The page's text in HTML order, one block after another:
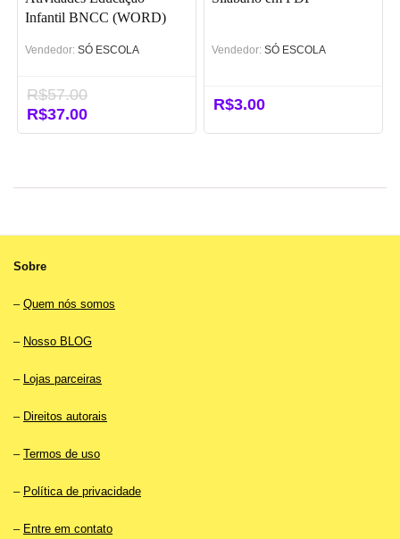
Infantil BNCC (WORD)
Vendedor: SÓ ESCOLA
R$57.00
O
preço
R$57.00.
R$37.00O
preço
R$37.00.
Vendedor: SÓ ESCOLA
R$3.00
Sobre
– Quem nós somos
– Nosso BLOG
– Lojas parceiras
– Direitos autorais
– Termos de uso
– Política de privacidade
– Entre em contato